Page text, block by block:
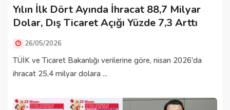
Yılın İlk Dört Ayında İhracat 88,7 Milyar
Dolar, Dış Ticaret Açığı Yüzde 7,3 Arttı
26/05/2026
TÜİK ve Ticaret Bakanlığı verilerine göre, nisan 2026'da
ihracat 25,4 milyar dolara ...